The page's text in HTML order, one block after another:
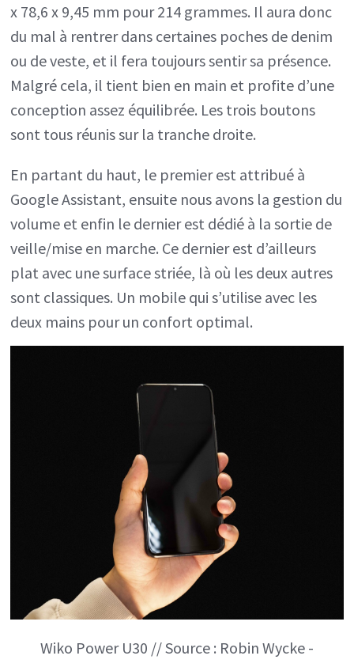
x 78,6 x 9,45 mm pour 214 grammes. Il aura donc
du mal à rentrer dans certaines poches de denim
ou de veste, et il fera toujours sentir sa présence.
Malgré cela, il tient bien en main et profite d’une
conception assez équilibrée. Les trois boutons
sont tous réunis sur la tranche droite.
En partant du haut, le premier est attribué à
Google Assistant, ensuite nous avons la gestion du
volume et enfin le dernier est dédié à la sortie de
veille/mise en marche. Ce dernier est d’ailleurs
plat avec une surface striée, là où les deux autres
sont classiques. Un mobile qui s’utilise avec les
deux mains pour un confort optimal.
Wiko Power U30 // Source : Robin Wycke -